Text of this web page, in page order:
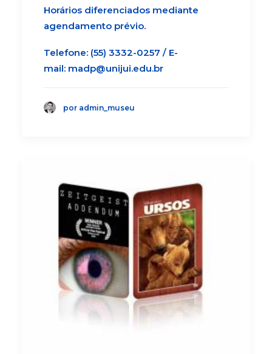
Horários diferenciados mediante
agendamento prévio.
Telefone: (55) 3332-0257 / E-
mail: madp@unijui.edu.br
por admin_museu